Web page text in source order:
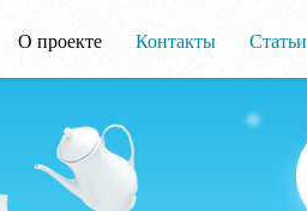
О проекте Контакты Статьи